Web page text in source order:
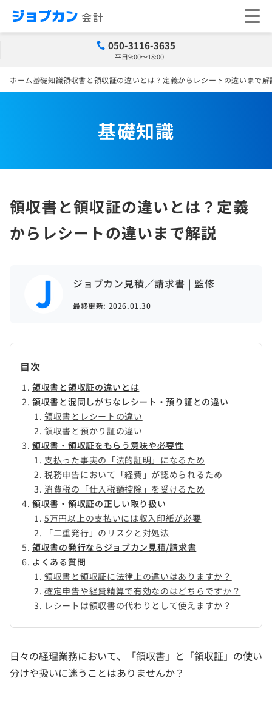
050-3116-3635
平日9:00～18:00
ホーム基礎知識領収書と領収証の違いとは？定義からレシートの違いまで解
基礎知識
領収書と領収証の違いとは？定義
からレシートの違いまで解説
ジョブカン見積／請求書 | 監修
最終更新: 2026.01.30
目次
領収書と領収証の違いとは
領収書と混同しがちなレシート・預り証との違い
領収書とレシートの違い
領収書と預かり証の違い
領収書・領収証をもらう意味や必要性
支払った事実の「法的証明」になるため
税務申告において「経費」が認められるため
消費税の「仕入税額控除」を受けるため
領収書・領収証の正しい取り扱い
5万円以上の支払いには収入印紙が必要
「二重発行」のリスクと対処法
領収書の発行ならジョブカン見積/請求書
よくある質問
領収書と領収証に法律上の違いはありますか？
確定申告や経費精算で有効なのはどちらですか？
レシートは領収書の代わりとして使えますか？
日々の経理業務において、「領収書」と「領収証」の使い
分けや扱いに迷うことはありませんか？